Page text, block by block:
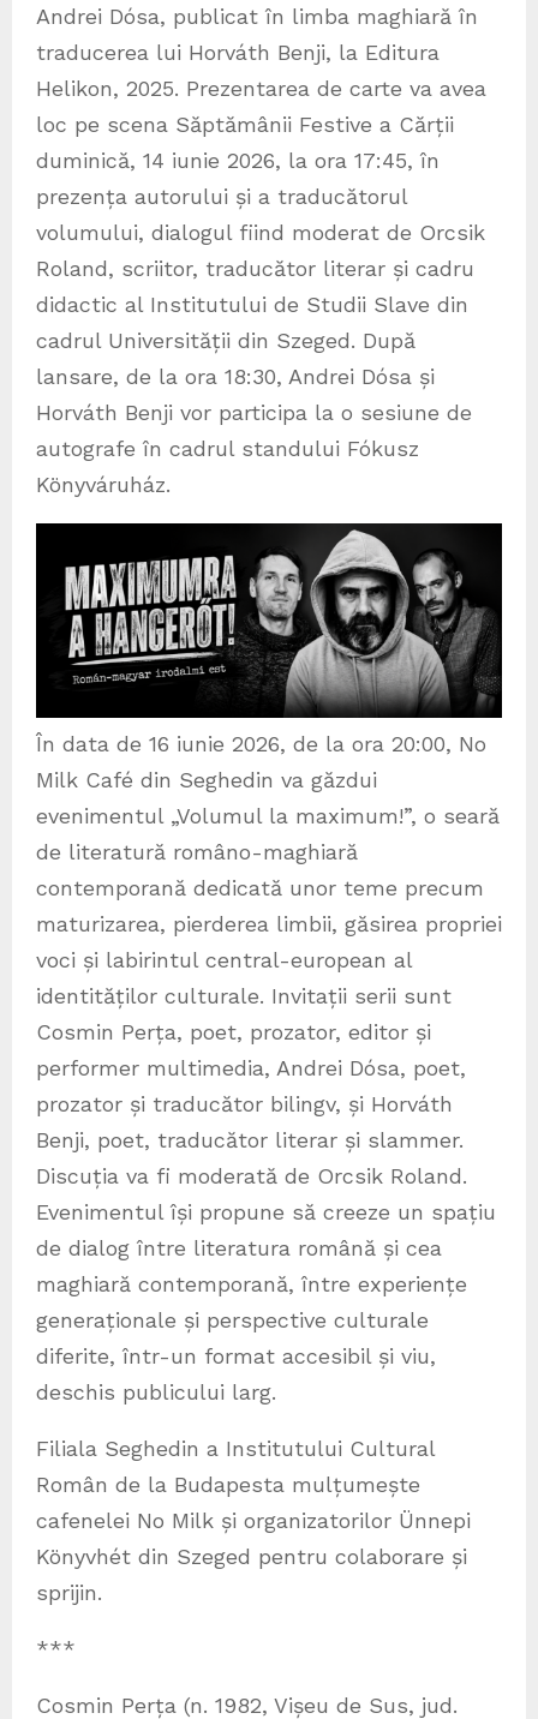
Andrei Dósa, publicat în limba maghiară în
traducerea lui Horváth Benji, la Editura
Helikon, 2025. Prezentarea de carte va avea
loc pe scena Săptămânii Festive a Cărții
duminică, 14 iunie 2026, la ora 17:45, în
prezența autorului și a traducătorul
volumului, dialogul fiind moderat de Orcsik
Roland, scriitor, traducător literar și cadru
didactic al Institutului de Studii Slave din
cadrul Universității din Szeged. După
lansare, de la ora 18:30, Andrei Dósa și
Horváth Benji vor participa la o sesiune de
autografe în cadrul standului Fókusz
Könyváruház.
În data de 16 iunie 2026, de la ora 20:00, No
Milk Café din Seghedin va găzdui
evenimentul „Volumul la maximum!”, o seară
de literatură româno-maghiară
contemporană dedicată unor teme precum
maturizarea, pierderea limbii, găsirea propriei
voci și labirintul central-european al
identităților culturale. Invitații serii sunt
Cosmin Perța, poet, prozator, editor și
performer multimedia, Andrei Dósa, poet,
prozator și traducător bilingv, și Horváth
Benji, poet, traducător literar și slammer.
Discuția va fi moderată de Orcsik Roland.
Evenimentul își propune să creeze un spațiu
de dialog între literatura română și cea
maghiară contemporană, între experiențe
generaționale și perspective culturale
diferite, într-un format accesibil și viu,
deschis publicului larg.
Filiala Seghedin a Institutului Cultural
Român de la Budapesta mulțumește
cafenelei No Milk și organizatorilor Ünnepi
Könyvhét din Szeged pentru colaborare și
sprijin.
***
Cosmin Perța (n. 1982, Vișeu de Sus, jud.